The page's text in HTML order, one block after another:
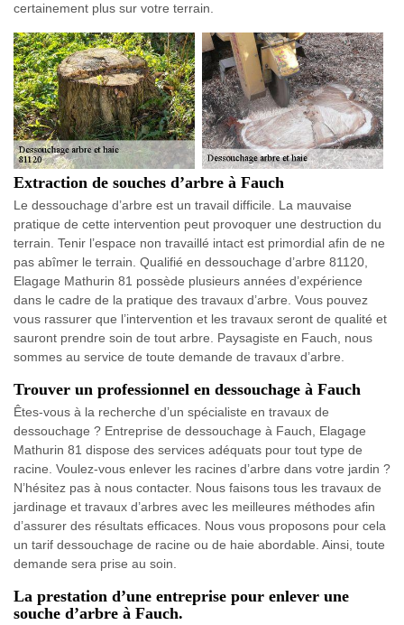
certainement plus sur votre terrain.
Extraction de souches d’arbre à Fauch
Le dessouchage d’arbre est un travail difficile. La mauvaise
pratique de cette intervention peut provoquer une destruction du
terrain. Tenir l’espace non travaillé intact est primordial afin de ne
pas abîmer le terrain. Qualifié en dessouchage d’arbre 81120,
Elagage Mathurin 81 possède plusieurs années d’expérience
dans le cadre de la pratique des travaux d’arbre. Vous pouvez
vous rassurer que l’intervention et les travaux seront de qualité et
sauront prendre soin de tout arbre. Paysagiste en Fauch, nous
sommes au service de toute demande de travaux d’arbre.
Trouver un professionnel en dessouchage à Fauch
Êtes-vous à la recherche d’un spécialiste en travaux de
dessouchage ? Entreprise de dessouchage à Fauch, Elagage
Mathurin 81 dispose des services adéquats pour tout type de
racine. Voulez-vous enlever les racines d’arbre dans votre jardin ?
N’hésitez pas à nous contacter. Nous faisons tous les travaux de
jardinage et travaux d’arbres avec les meilleures méthodes afin
d’assurer des résultats efficaces. Nous vous proposons pour cela
un tarif dessouchage de racine ou de haie abordable. Ainsi, toute
demande sera prise au soin.
La prestation d’une entreprise pour enlever une
souche d’arbre à Fauch.